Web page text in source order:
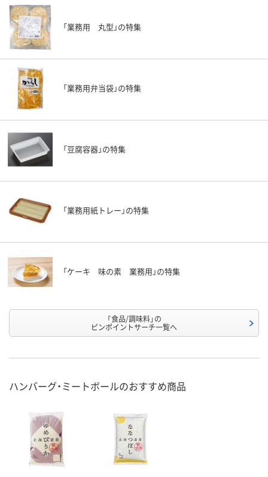
「業務用 丸型」の特集
「業務用弁当袋」の特集
「豆腐容器」の特集
「業務用紙トレー」の特集
「ケーキ 味の素 業務用」の特集
「食品/調味料」の
ピンポイントサーチ一覧へ
ハンバーグ・ミートボールのおすすめ商品